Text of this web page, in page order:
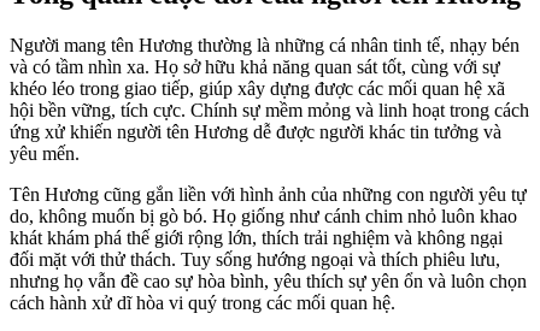
Người mang tên Hương thường là những cá nhân tinh tế, nhạy bén
và có tầm nhìn xa. Họ sở hữu khả năng quan sát tốt, cùng với sự
khéo léo trong giao tiếp, giúp xây dựng được các mối quan hệ xã
hội bền vững, tích cực. Chính sự mềm mỏng và linh hoạt trong cách
ứng xử khiến người tên Hương dễ được người khác tin tưởng và
yêu mến.
Tên Hương cũng gắn liền với hình ảnh của những con người yêu tự
do, không muốn bị gò bó. Họ giống như cánh chim nhỏ luôn khao
khát khám phá thế giới rộng lớn, thích trải nghiệm và không ngại
đối mặt với thử thách. Tuy sống hướng ngoại và thích phiêu lưu,
nhưng họ vẫn đề cao sự hòa bình, yêu thích sự yên ổn và luôn chọn
cách hành xử dĩ hòa vi quý trong các mối quan hệ.